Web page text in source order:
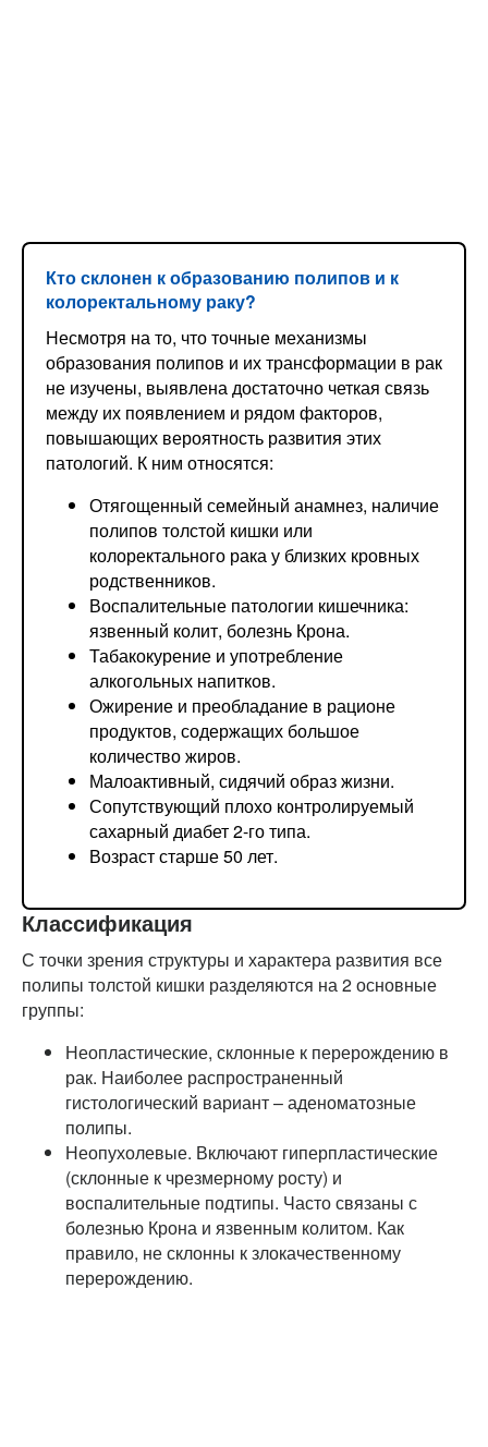
Кто склонен к образованию полипов и к
колоректальному раку?
Несмотря на то, что точные механизмы
образования полипов и их трансформации в рак
не изучены, выявлена достаточно четкая связь
между их появлением и рядом факторов,
повышающих вероятность развития этих
патологий. К ним относятся:
Отягощенный семейный анамнез, наличие
полипов толстой кишки или
колоректального рака у близких кровных
родственников.
Воспалительные патологии кишечника:
язвенный колит, болезнь Крона.
Табакокурение и употребление
алкогольных напитков.
Ожирение и преобладание в рационе
продуктов, содержащих большое
количество жиров.
Малоактивный, сидячий образ жизни.
Сопутствующий плохо контролируемый
сахарный диабет 2-го типа.
Возраст старше 50 лет.
Классификация
С точки зрения структуры и характера развития все
полипы толстой кишки разделяются на 2 основные
группы:
Неопластические, склонные к перерождению в
рак. Наиболее распространенный
гистологический вариант – аденоматозные
полипы.
Неопухолевые. Включают гиперпластические
(склонные к чрезмерному росту) и
воспалительные подтипы. Часто связаны с
болезнью Крона и язвенным колитом. Как
правило, не склонны к злокачественному
перерождению.